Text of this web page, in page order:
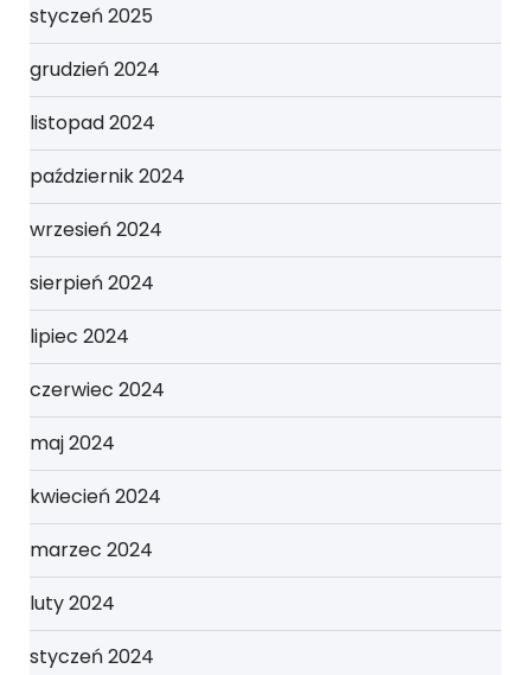
styczeń 2025
grudzień 2024
listopad 2024
październik 2024
wrzesień 2024
sierpień 2024
lipiec 2024
czerwiec 2024
maj 2024
kwiecień 2024
marzec 2024
luty 2024
styczeń 2024